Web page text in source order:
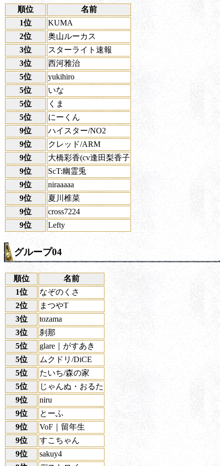
順位
名前
1位
KUMA
2位
奥山ルーカス
3位
スターライト速報
3位
西河雅治
5位
yukihiro
5位
いな
5位
くま
5位
にーくん
9位
ハイスター/NO2
9位
クレッド/ARM
9位
大橋彩香(cv逢田梨香子
9位
ScT:幽霊兎
9位
niraaaaa
9位
夏川椎菜
9位
cross7224
9位
Lefty
グループ04
順位
名前
1位
なぞのくさ
2位
まつやT
3位
tozama
3位
刹那
5位
glare｜がすあき
5位
ムクドリ/DiCE
5位
たいち/森の家
5位
じゃんぬ・おるた
9位
niru
9位
とーふ
9位
VoF｜留年生
9位
すこちゃん
9位
sakuy4